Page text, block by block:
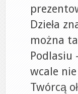
Dzieła
można
Podlasiu
wcale
Twórcą